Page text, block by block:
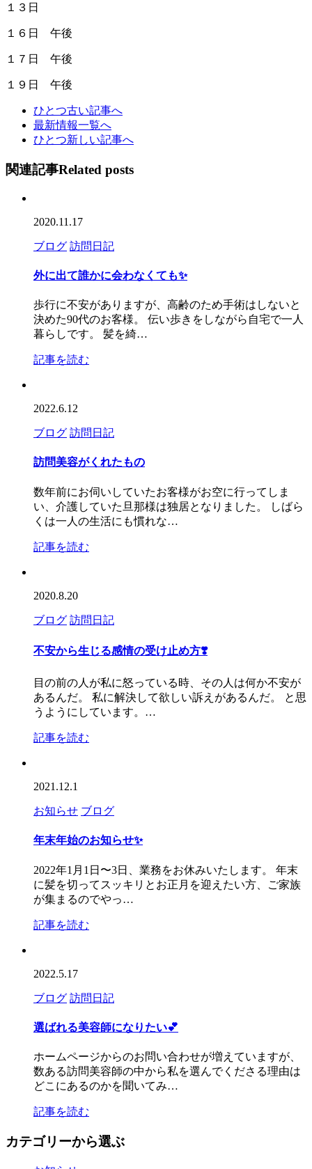
１３日
１６日 午後
１７日 午後
１９日 午後
ひとつ古い記事へ
最新情報一覧へ
ひとつ新しい記事へ
関連記事Related posts
2020.11.17
ブログ 訪問日記
外に出て誰かに会わなくても✨
歩行に不安がありますが、高齢のため手術はしないと
決めた90代のお客様。 伝い歩きをしながら自宅で一人
暮らしです。 髪を綺…
記事を読む
2022.6.12
ブログ 訪問日記
訪問美容がくれたもの
数年前にお伺いしていたお客様がお空に行ってしま
い、介護していた旦那様は独居となりました。 しばら
くは一人の生活にも慣れな…
記事を読む
2020.8.20
ブログ 訪問日記
不安から生じる感情の受け止め方❣️
目の前の人が私に怒っている時、その人は何か不安が
あるんだ。 私に解決して欲しい訴えがあるんだ。 と思
うようにしています。…
記事を読む
2021.12.1
お知らせ ブログ
年末年始のお知らせ✨
2022年1月1日〜3日、業務をお休みいたします。 年末
に髪を切ってスッキリとお正月を迎えたい方、ご家族
が集まるのでやっ…
記事を読む
2022.5.17
ブログ 訪問日記
選ばれる美容師になりたい💕
ホームページからのお問い合わせが増えていますが、
数ある訪問美容師の中から私を選んでくださる理由は
どこにあるのかを聞いてみ…
記事を読む
カテゴリーから選ぶ